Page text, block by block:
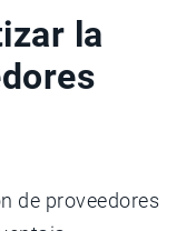
la
de proveedores